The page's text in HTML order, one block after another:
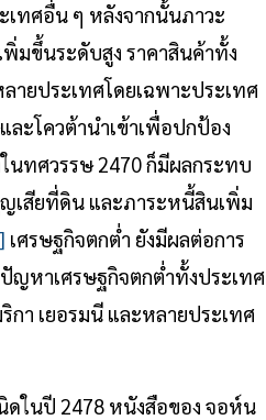
เทศอื่น ๆ หลังจากนั้นภาวะ
พิ่มขึ้นระดับสูง ราคาสินค้าทั้ง
ายประเทศโดยเฉพาะประเทศ
ะโควต้านำเข้าเพื่อปกป้อง
นทศวรรษ 2470 ก็มีผลกระทบ
ญเสียที่ดิน และภาระหนี้สินเพิ่ม
เศรษฐกิจตกต่ำ ยังมีผลต่อการ
ญหาเศรษฐกิจตกต่ำทั้งประเทศ
า เยอรมนี และหลายประเทศ
ดในปี 2478 หนังสือของ จอห์น